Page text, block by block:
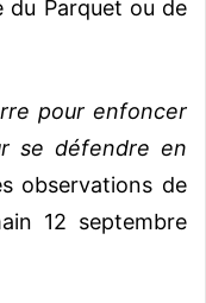
du Parquet ou de
pour enfoncer
se défendre en
observations de
12 septembre